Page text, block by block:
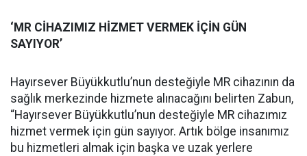
‘MR CİHAZIMIZ HİZMET VERMEK İÇİN GÜN
SAYIYOR’
Hayırsever Büyükkutlu’nun desteğiyle MR cihazının da
sağlık merkezinde hizmete alınacağını belirten Zabun,
“Hayırsever Büyükkutlu’nun desteğiyle MR cihazımız
hizmet vermek için gün sayıyor. Artık bölge insanımız
bu hizmetleri almak için başka ve uzak yerlere